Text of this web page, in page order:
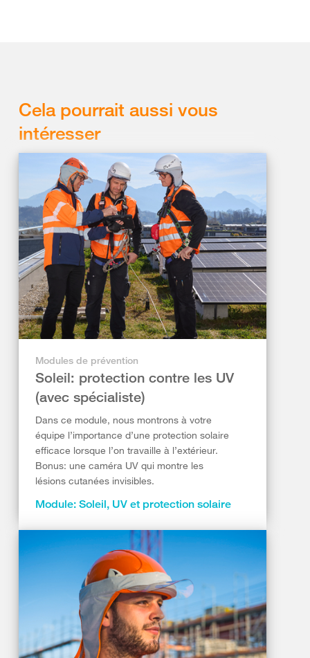
Cela pourrait aussi vous
intéresser
Modules de prévention
Soleil: protection contre les UV
(avec spécialiste)
Dans ce module, nous montrons à votre
équipe l’importance d’une protection solaire
efficace lorsque l’on travaille à l’extérieur.
Bonus: une caméra UV qui montre les
lésions cutanées invisibles.
Module: Soleil, UV et protection solaire